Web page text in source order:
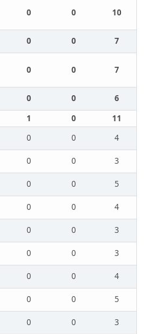
0 0 10
0 0 7
0 0 7
0 0
6
1 0
11
0 0
4
0 0
3
0 0
5
0 0
4
0 0
3
0 0
3
0 0
4
0 0
5
0 0
3